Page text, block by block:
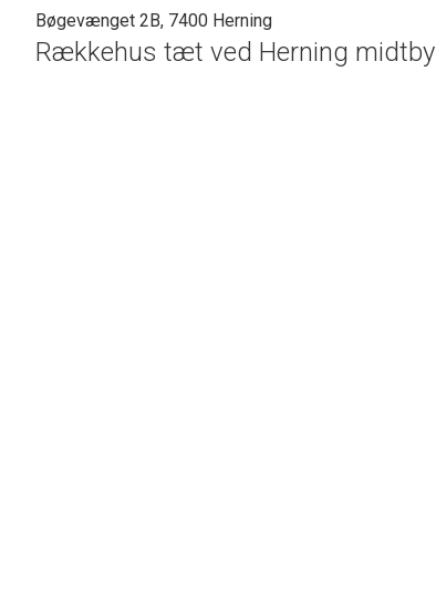
Bøgevænget 2B, 7400 Herning
Rækkehus tæt ved Herning midtby